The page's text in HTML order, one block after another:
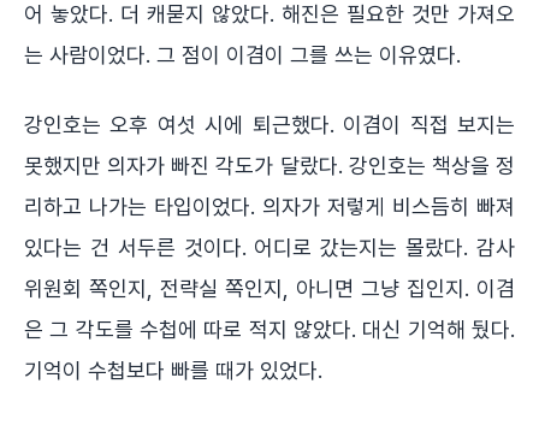
어 놓았다. 더 캐묻지 않았다. 해진은 필요한 것만 가져오
는 사람이었다. 그 점이 이겸이 그를 쓰는 이유였다.
강인호는 오후 여섯 시에 퇴근했다. 이겸이 직접 보지는
못했지만 의자가 빠진 각도가 달랐다. 강인호는 책상을 정
리하고 나가는 타입이었다. 의자가 저렇게 비스듬히 빠져
있다는 건 서두른 것이다. 어디로 갔는지는 몰랐다. 감사
위원회 쪽인지, 전략실 쪽인지, 아니면 그냥 집인지. 이겸
은 그 각도를 수첩에 따로 적지 않았다. 대신 기억해 뒀다.
기억이 수첩보다 빠를 때가 있었다.